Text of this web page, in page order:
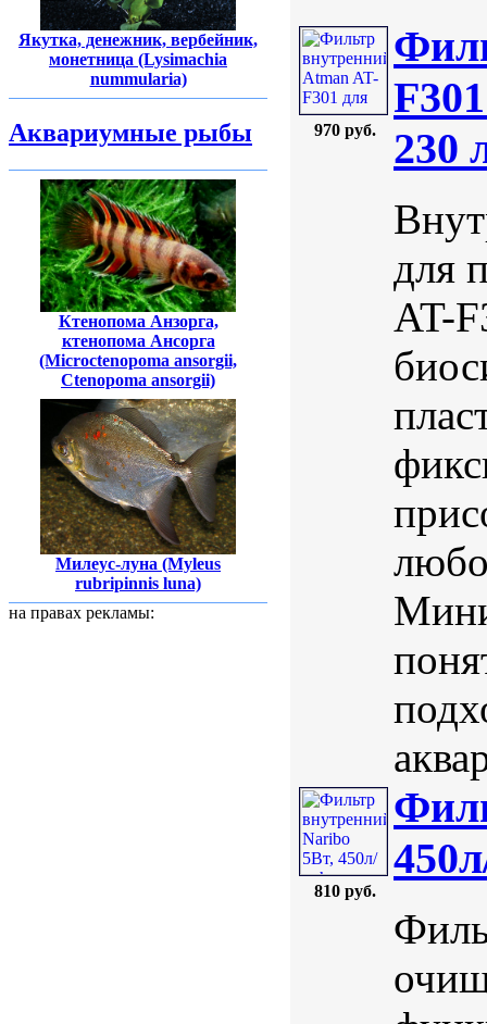
Якутка, денежник, вербейник,
монетница (Lysimachia
nummularia)
Аквариумные рыбы
Ктенопома Анзорга,
ктенопома Ансорга
(Microctenopoma ansorgii,
Ctenopoma ansorgii)
Милеус-луна (Myleus
rubripinnis luna)
на правах рекламы:
970 руб.
230
для
AT-
810 руб.